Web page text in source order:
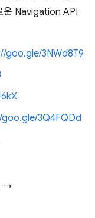
운 Navigation API
goo.gle/3NWd8T9
3Q4FQDd
→